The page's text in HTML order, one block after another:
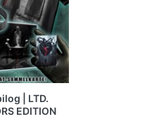
| LTD.
EDITION